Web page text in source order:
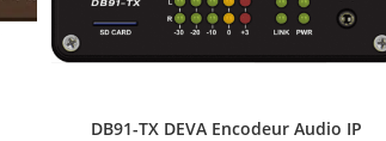
DB91-TX DEVA Encodeur Audio IP